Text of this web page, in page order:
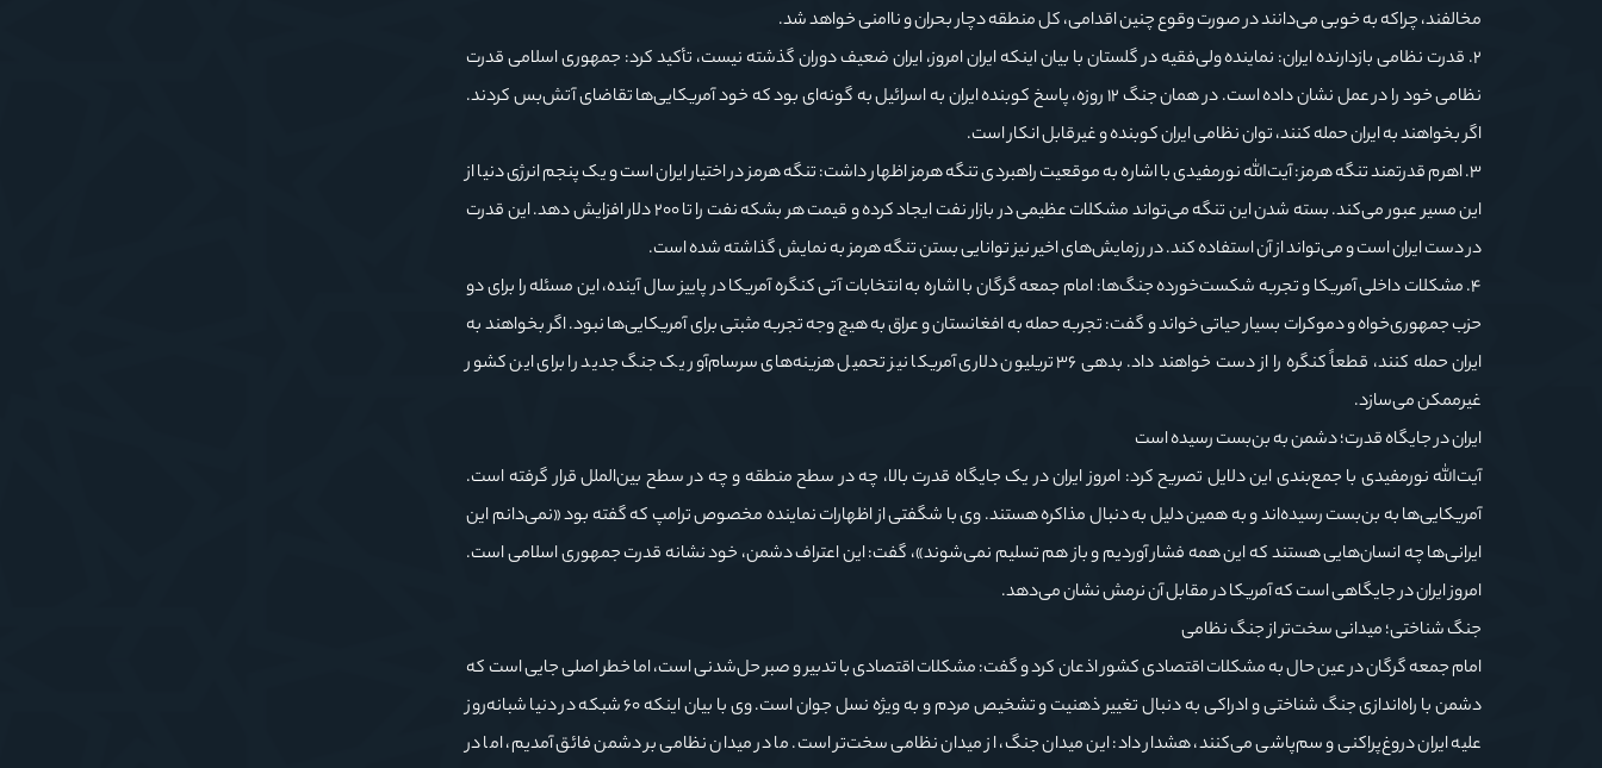
مخالفند، چراکه به خوبی می‌دانند در صورت وقوع چنین اقدامی، کل منطقه دچار بحران و ناامنی خواهد شد.
۲. قدرت نظامی بازدارنده ایران: نماینده ولی‌فقیه در گلستان با بیان اینکه ایران امروز، ایران ضعیف دوران گذشته نیست، تأکید کرد: جمهوری اسلامی قدرت
نظامی خود را در عمل نشان داده است. در همان جنگ ۱۲ روزه، پاسخ کوبنده ایران به اسرائیل به گونه‌ای بود که خود آمریکایی‌ها تقاضای آتش‌بس کردند.
اگر بخواهند به ایران حمله کنند، توان نظامی ایران کوبنده و غیرقابل انکار است.
۳. اهرم قدرتمند تنگه هرمز: آیت‌الله نورمفیدی با اشاره به موقعیت راهبردی تنگه هرمز اظهار داشت: تنگه هرمز در اختیار ایران است و یک پنجم انرژی دنیا از
این مسیر عبور می‌کند. بسته شدن این تنگه می‌تواند مشکلات عظیمی در بازار نفت ایجاد کرده و قیمت هر بشکه نفت را تا ۲۰۰ دلار افزایش دهد. این قدرت
در دست ایران است و می‌تواند از آن استفاده کند. در رزمایش‌های اخیر نیز توانایی بستن تنگه هرمز به نمایش گذاشته شده است.
۴. مشکلات داخلی آمریکا و تجربه شکست‌خورده جنگ‌ها: امام جمعه گرگان با اشاره به انتخابات آتی کنگره آمریکا در پاییز سال آینده، این مسئله را برای دو
حزب جمهوری‌خواه و دموکرات بسیار حیاتی خواند و گفت: تجربه حمله به افغانستان و عراق به هیچ وجه تجربه مثبتی برای آمریکایی‌ها نبود. اگر بخواهند به
ایران حمله کنند، قطعاً کنگره را از دست خواهند داد. بدهی ۳۶ تریلیون دلاری آمریکا نیز تحمیل هزینه‌های سرسام‌آور یک جنگ جدید را برای این کشور
غیرممکن می‌سازد.
ایران در جایگاه قدرت؛ دشمن به بن‌بست رسیده است
آیت‌الله نورمفیدی با جمع‌بندی این دلایل تصریح کرد: امروز ایران در یک جایگاه قدرت بالا، چه در سطح منطقه و چه در سطح بین‌الملل قرار گرفته است.
آمریکایی‌ها به بن‌بست رسیده‌اند و به همین دلیل به دنبال مذاکره هستند. وی با شگفتی از اظهارات نماینده مخصوص ترامپ که گفته بود «نمی‌دانم این
ایرانی‌ها چه انسان‌هایی هستند که این همه فشار آوردیم و باز هم تسلیم نمی‌شوند»، گفت: این اعتراف دشمن، خود نشانه قدرت جمهوری اسلامی است.
امروز ایران در جایگاهی است که آمریکا در مقابل آن نرمش نشان می‌دهد.
جنگ شناختی؛ میدانی سخت‌تر از جنگ نظامی
امام جمعه گرگان در عین حال به مشکلات اقتصادی کشور اذعان کرد و گفت: مشکلات اقتصادی با تدبیر و صبر حل‌شدنی است، اما خطر اصلی جایی است که
دشمن با راه‌اندازی جنگ شناختی و ادراکی به دنبال تغییر ذهنیت و تشخیص مردم و به ویژه نسل جوان است. وی با بیان اینکه ۶۰ شبکه در دنیا شبانه‌روز
علیه ایران دروغ‌پراکنی و سم‌پاشی می‌کنند، هشدار داد: این میدان جنگ، از میدان نظامی سخت‌تر است. ما در میدان نظامی بر دشمن فائق آمدیم، اما در